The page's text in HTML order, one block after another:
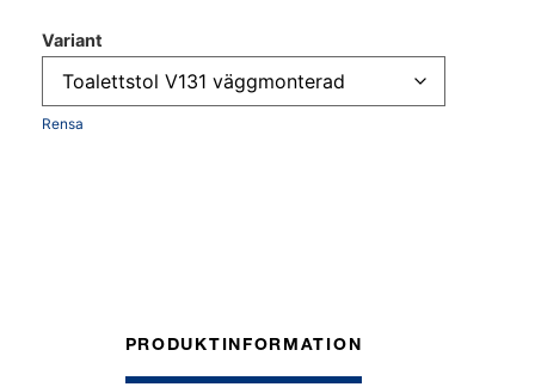
Variant
Rensa
PRODUKTINFORMATION